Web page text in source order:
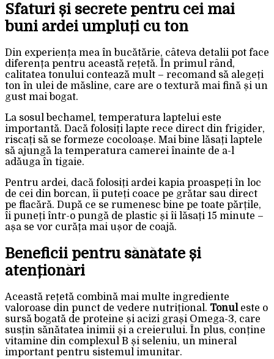
Sfaturi și secrete pentru cei mai
buni ardei umpluți cu ton
Din experiența mea în bucătărie, câteva detalii pot face
diferența pentru această rețetă. În primul rând,
calitatea tonului contează mult – recomand să alegeți
ton în ulei de măsline, care are o textură mai fină și un
gust mai bogat.
La sosul bechamel, temperatura laptelui este
importantă. Dacă folosiți lapte rece direct din frigider,
riscați să se formeze cocoloașe. Mai bine lăsați laptele
să ajungă la temperatura camerei înainte de a-l
adăuga în tigaie.
Pentru ardei, dacă folosiți ardei kapia proaspeți în loc
de cei din borcan, îi puteți coace pe grătar sau direct
pe flacără. După ce se rumenesc bine pe toate părțile,
îi puneți într-o pungă de plastic și îi lăsați 15 minute –
așa se vor curăța mai ușor de coajă.
Beneficii pentru sănătate și
atenționări
Această rețetă combină mai multe ingrediente
valoroase din punct de vedere nutrițional. Tonuleste o
sursă bogată de proteine și acizi grași Omega-3, care
susțin sănătatea inimii și a creierului. În plus, conține
vitamine din complexul B și seleniu, un mineral
important pentru sistemul imunitar.